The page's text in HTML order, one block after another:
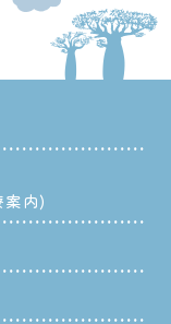
案内